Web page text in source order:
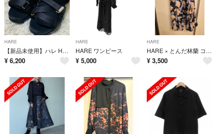
HARE
【新品未使用】ハレ HARE サンダル クリアソール クロスサンダル 26.5
¥ 6,200
HARE
HARE ワンピース
¥ 5,000
HARE
HARE × とんだ林蘭 コラージュフレアスカート パープル
¥ 3,500